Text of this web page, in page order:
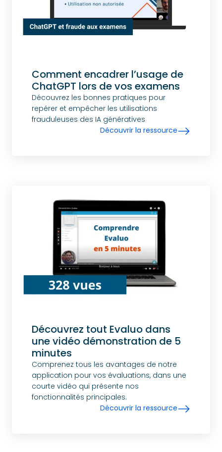
Comment encadrer l’usage de
ChatGPT lors de vos examens
Découvrez les bonnes pratiques pour
repérer et empêcher les utilisations
frauduleuses des IA génératives
Découvrir la ressource
Découvrez tout Evaluo dans
une vidéo démonstration de 5
minutes
Comprenez tous les avantages de notre
application pour vos évaluations, dans une
courte vidéo qui présente nos
fonctionnalités principales.
Découvrir la ressource